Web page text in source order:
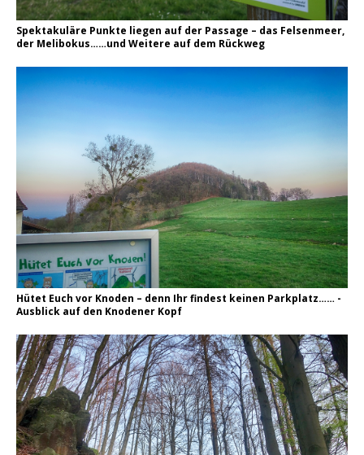
Spektakuläre Punkte liegen auf der Passage – das Felsenmeer,
der Melibokus……und Weitere auf dem Rückweg
Hütet Euch vor Knoden – denn Ihr findest keinen Parkplatz…… -
Ausblick auf den Knodener Kopf